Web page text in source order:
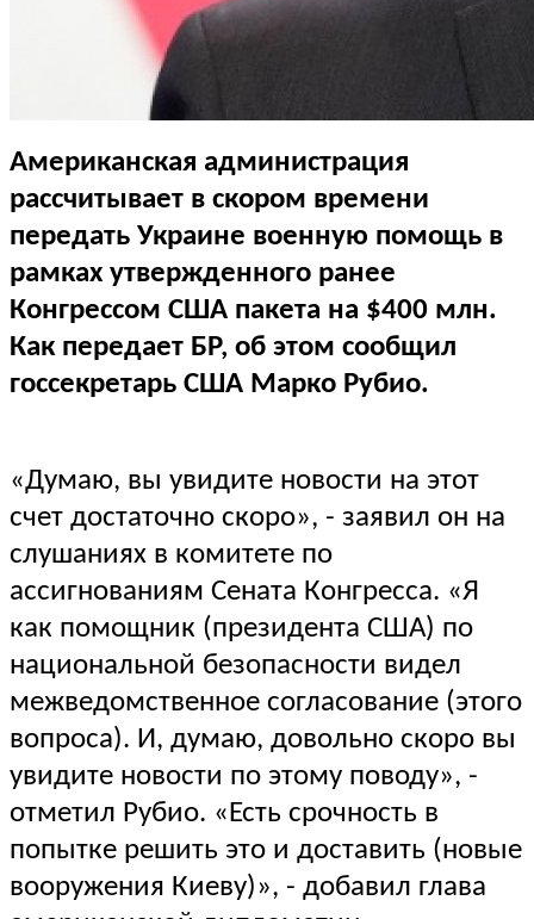
Американская администрация
рассчитывает в скором времени
передать Украине военную помощь в
рамках утвержденного ранее
Конгрессом США пакета на $400 млн.
Как передает БР, об этом сообщил
госсекретарь США Марко Рубио.
«Думаю, вы увидите новости на этот
счет достаточно скоро», - заявил он на
слушаниях в комитете по
ассигнованиям Сената Конгресса. «Я
как помощник (президента США) по
национальной безопасности видел
межведомственное согласование (этого
вопроса). И, думаю, довольно скоро вы
увидите новости по этому поводу», -
отметил Рубио. «Есть срочность в
попытке решить это и доставить (новые
вооружения Киеву)», - добавил глава